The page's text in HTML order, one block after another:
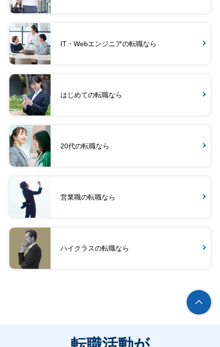
IT・Webエンジニアの転職なら
はじめての転職なら
20代の転職なら
営業職の転職なら
ハイクラスの転職なら